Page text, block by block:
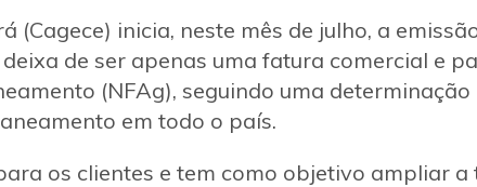
(Cagece) inicia, neste mês de julho, a
de ser apenas uma fatura comercial e
(NFAg), seguindo uma
em todo o país.
os clientes e tem como objetivo ampliar